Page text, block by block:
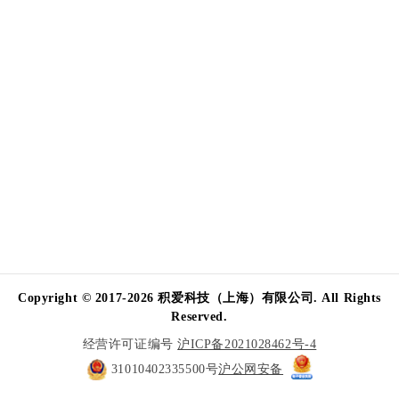
Copyright © 2017-2026 积爱科技（上海）有限公司. All Rights
Reserved.
经营许可证编号沪ICP备2021028462号-4
31010402335500号沪公网安备